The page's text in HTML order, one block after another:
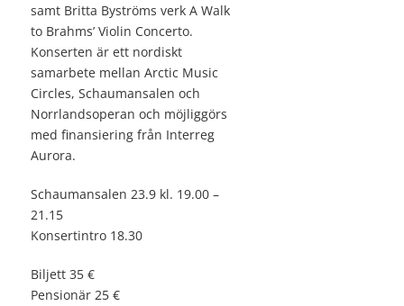
samt Britta Byströms verk A Walk
to Brahms’ Violin Concerto.
Konserten är ett nordiskt
samarbete mellan Arctic Music
Circles, Schaumansalen och
Norrlandsoperan och möjliggörs
med finansiering från Interreg
Aurora.
Schaumansalen 23.9 kl. 19.00 –
21.15
Konsertintro 18.30
Biljett 35 €
Pensionär 25 €